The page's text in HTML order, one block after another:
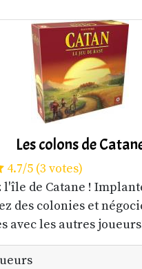
Les colons de
4.7/5 (3 votes)
l'île de Catane !
des colonies et
avec les autres